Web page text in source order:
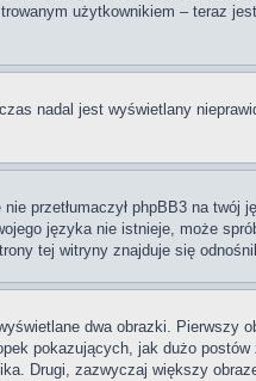
użytkownikiem – teraz
nadal jest wyświetlany
przetłumaczył phpBB3 na twój
języka nie istnieje, może
tej witryny znajduje się
dwa obrazki. Pierwszy
pokazujących, jak dużo postów
Drugi, zazwyczaj większy